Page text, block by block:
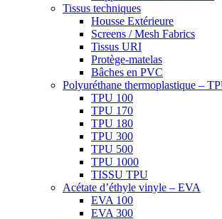
Tissus techniques
Housse Extérieure
Screens / Mesh Fabrics
Tissus URI
Protège-matelas
Bâches en PVC
Polyuréthane thermoplastique –
TPU 100
TPU 170
TPU 180
TPU 300
TPU 500
TPU 1000
TISSU TPU
Acétate d’éthyle vinyle – EVA
EVA 100
EVA 300